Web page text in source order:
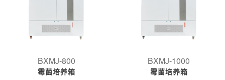
BXMJ-800
霉菌培养箱
BXMJ-1000
霉菌培养箱